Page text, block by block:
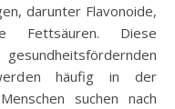
darunter Flavonoide,
Fettsäuren. Diese
häufig in der
suchen nach